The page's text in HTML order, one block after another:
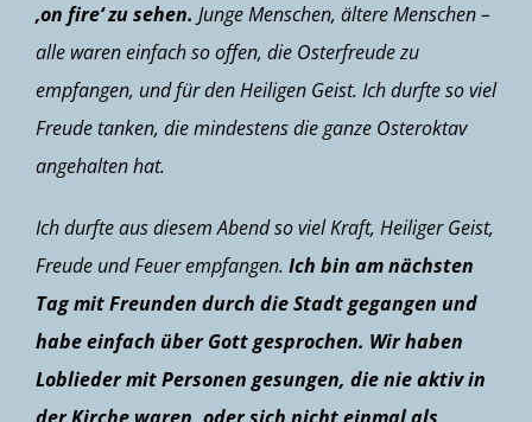
‚on fire‘ zu sehen. Junge Menschen, ältere Menschen –
alle waren einfach so offen, die Osterfreude zu
empfangen, und für den Heiligen Geist. Ich durfte so viel
Freude tanken, die mindestens die ganze Osteroktav
angehalten hat.
Ich durfte aus diesem Abend so viel Kraft, Heiliger Geist,
Freude und Feuer empfangen. Ich bin am nächsten
Tag mit Freunden durch die Stadt gegangen und
habe einfach über Gott gesprochen. Wir haben
Loblieder mit Personen gesungen, die nie aktiv in